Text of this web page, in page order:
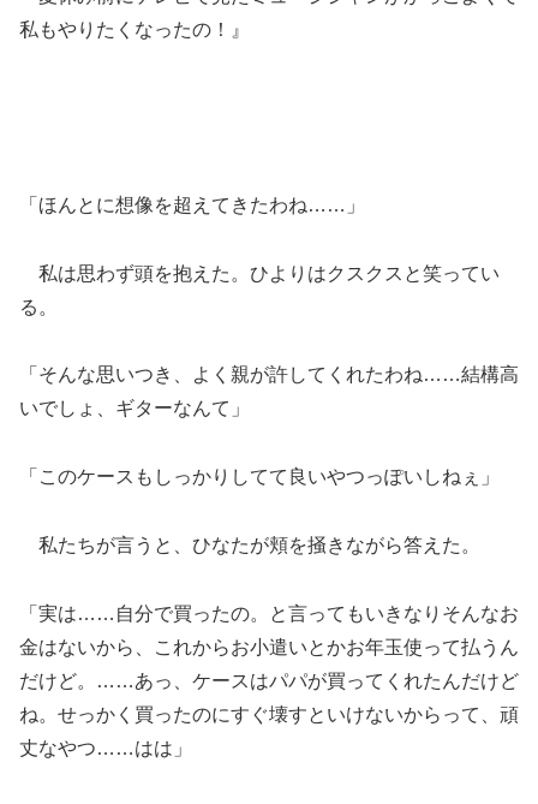
私もやりたくなったの！』
「ほんとに想像を超えてきたわね……」
私は思わず頭を抱えた。ひよりはクスクスと笑ってい
る。
「そんな思いつき、よく親が許してくれたわね……結構高
いでしょ、ギターなんて」
「このケースもしっかりしてて良いやつっぽいしねぇ」
私たちが言うと、ひなたが頬を掻きながら答えた。
「実は……自分で買ったの。と言ってもいきなりそんなお
金はないから、これからお小遣いとかお年玉使って払うん
だけど。……あっ、ケースはパパが買ってくれたんだけど
ね。せっかく買ったのにすぐ壊すといけないからって、頑
丈なやつ……はは」